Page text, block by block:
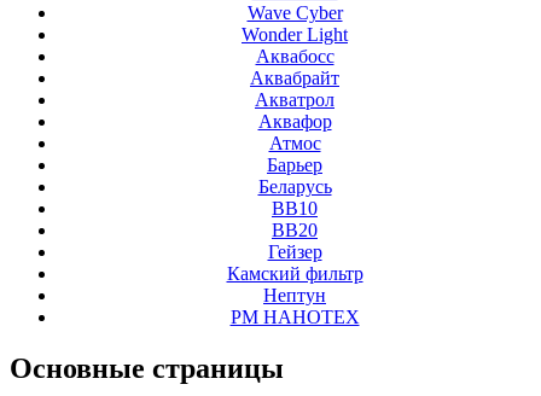
Wave Cyber
Wonder Light
Аквабосс
Аквабрайт
Акватрол
Аквафор
Атмос
Барьер
Беларусь
ВВ10
ВВ20
Гейзер
Камский фильтр
Нептун
РМ НАНОТЕХ
Основные страницы